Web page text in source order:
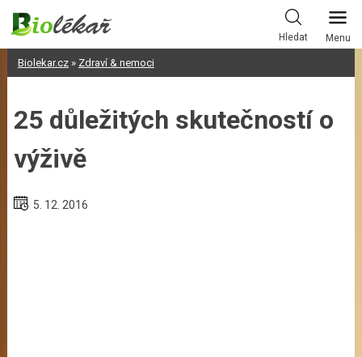
Skip
content
Hledat Menu
Biolekar.cz» Zdraví & nemoci
25 důležitých skutečností o
výživě
5. 12. 2016